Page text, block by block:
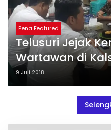
Pena Featured
Telusuri Jejak
Wartawan di
Temui Penyidik
9 Juli 2018